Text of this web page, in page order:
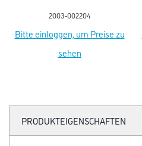
2003-002204
Bitte einloggen, um Preise zu
sehen
PRODUKTEIGENSCHAFTEN